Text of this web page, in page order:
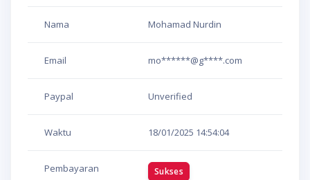
Nama Mohamad Nurdin
Email mo******@g****.com
Paypal Unverified
Waktu 18/01/2025 14:54:04
Pembayaran Sukses